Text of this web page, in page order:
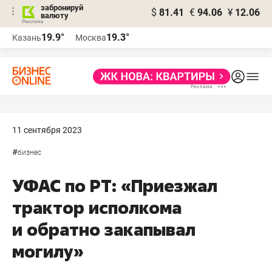
забронируй
валюту
$ 81.41 € 94.06 ¥ 12.06
Казань19.9° Москва19.3°
11 сентября 2023
#бизнес
УФАС по РТ: «Приезжал
трактор исполкома
и обратно закапывал
могилу»